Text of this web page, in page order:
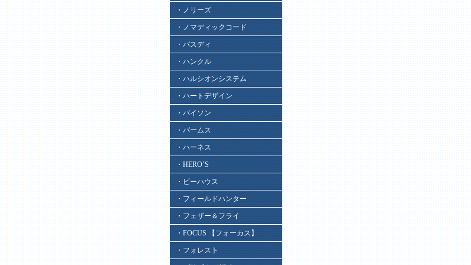
・ノリーズ
・ノマディックコード
・バスディ
・ハンクル
・ハルシオンシステム
・ハートデザイン
・バイソン
・パームス
・ハーネス
・HERO’S
・ビーハウス
・フィールドハンター
・フェザー＆フライ
・FOCUS 【フォーカス】
・フォレスト